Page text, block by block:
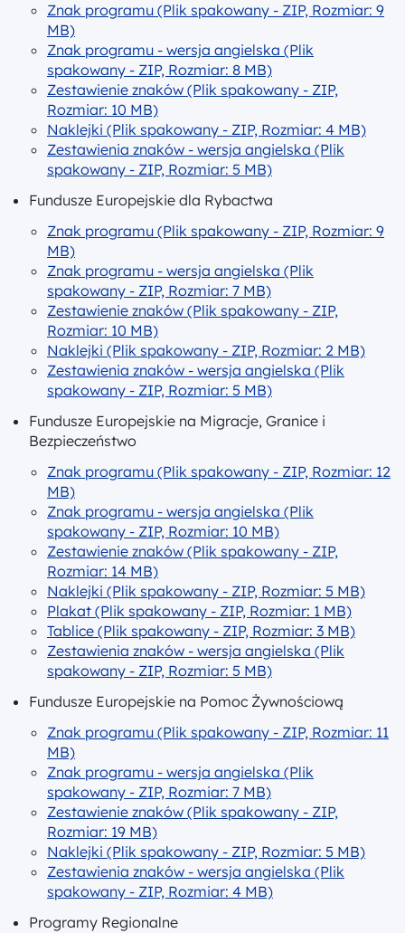
Znak programu (Plik spakowany - ZIP, Rozmiar: 9
MB)
Znak programu - wersja angielska (Plik
spakowany - ZIP, Rozmiar: 8 MB)
Zestawienie znaków (Plik spakowany - ZIP,
Rozmiar: 10 MB)
Naklejki (Plik spakowany - ZIP, Rozmiar: 4 MB)
Zestawienia znaków - wersja angielska (Plik
spakowany - ZIP, Rozmiar: 5 MB)
Fundusze Europejskie dla Rybactwa
Znak programu (Plik spakowany - ZIP, Rozmiar: 9
MB)
Znak programu - wersja angielska (Plik
spakowany - ZIP, Rozmiar: 7 MB)
Zestawienie znaków (Plik spakowany - ZIP,
Rozmiar: 10 MB)
Naklejki (Plik spakowany - ZIP, Rozmiar: 2 MB)
Zestawienia znaków - wersja angielska (Plik
spakowany - ZIP, Rozmiar: 5 MB)
Fundusze Europejskie na Migracje, Granice i
Bezpieczeństwo
Znak programu (Plik spakowany - ZIP, Rozmiar: 12
MB)
Znak programu - wersja angielska (Plik
spakowany - ZIP, Rozmiar: 10 MB)
Zestawienie znaków (Plik spakowany - ZIP,
Rozmiar: 14 MB)
Naklejki (Plik spakowany - ZIP, Rozmiar: 5 MB)
Plakat (Plik spakowany - ZIP, Rozmiar: 1 MB)
Tablice (Plik spakowany - ZIP, Rozmiar: 3 MB)
Zestawienia znaków - wersja angielska (Plik
spakowany - ZIP, Rozmiar: 5 MB)
Fundusze Europejskie na Pomoc Żywnościową
Znak programu (Plik spakowany - ZIP, Rozmiar: 11
MB)
Znak programu - wersja angielska (Plik
spakowany - ZIP, Rozmiar: 7 MB)
Zestawienie znaków (Plik spakowany - ZIP,
Rozmiar: 19 MB)
Naklejki (Plik spakowany - ZIP, Rozmiar: 5 MB)
Zestawienia znaków - wersja angielska (Plik
spakowany - ZIP, Rozmiar: 4 MB)
Programy Regionalne